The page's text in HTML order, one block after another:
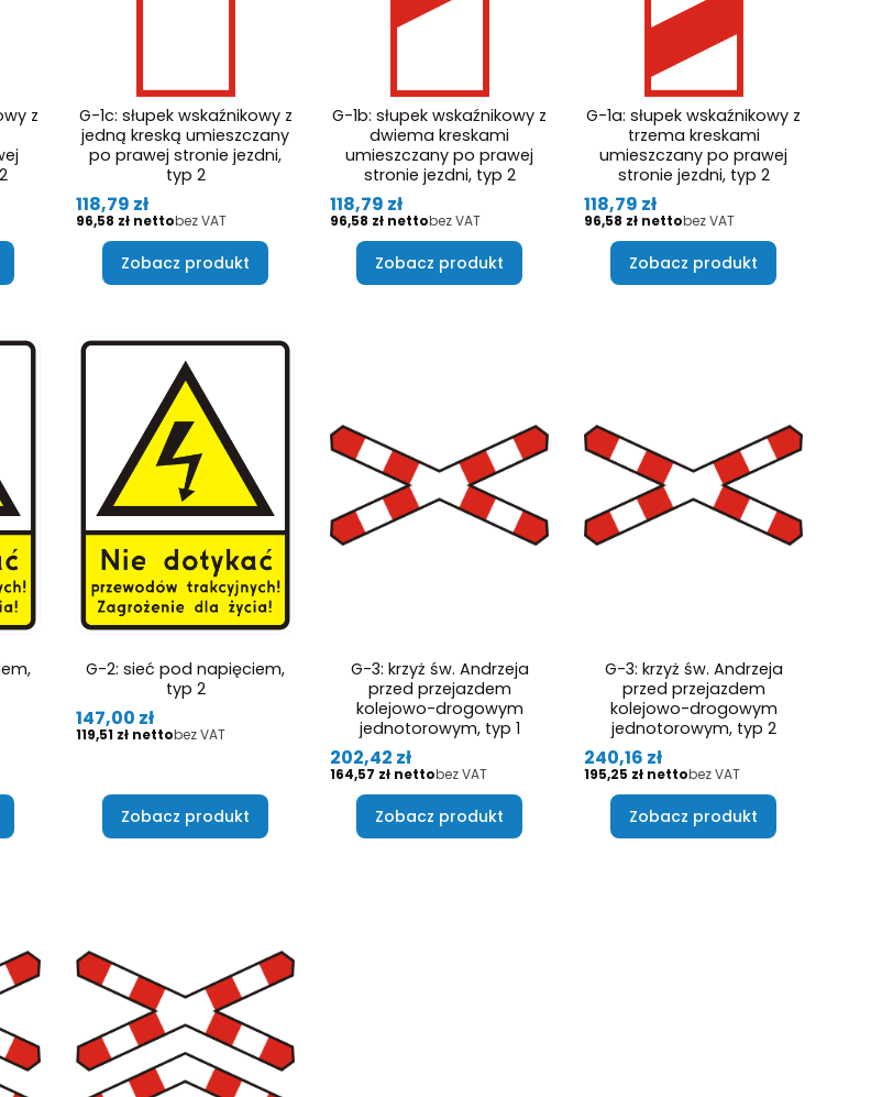
z
G-1c: słupek wskaźnikowy z
jedną kreską umieszczany
po prawej stronie jezdni,
typ 2
Cena
118,79 zł
Cena
96,58 zł bez VAT
Zobacz produkt
G-1b: słupek wskaźnikowy z
dwiema kreskami
umieszczany po prawej
stronie jezdni, typ 2
Cena
118,79 zł
Cena
96,58 zł bez VAT
Zobacz produkt
G-1a: słupek wskaźnikowy z
trzema kreskami
umieszczany po prawej
stronie jezdni, typ 2
Cena
118,79 zł
Cena
96,58 zł bez VAT
Zobacz produkt
G-2: sieć pod napięciem,
typ 2
Cena
147,00 zł
Cena
119,51 zł bez VAT
Zobacz produkt
G-3: krzyż św. Andrzeja
przed przejazdem
kolejowo-drogowym
jednotorowym, typ 1
Cena
202,42 zł
Cena
164,57 zł bez VAT
Zobacz produkt
G-3: krzyż św. Andrzeja
przed przejazdem
kolejowo-drogowym
jednotorowym, typ 2
Cena
240,16 zł
Cena
195,25 zł bez VAT
Zobacz produkt